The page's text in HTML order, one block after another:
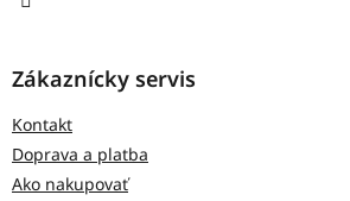
Zákaznícky servis
Kontakt
Doprava a platba
Ako nakupovať